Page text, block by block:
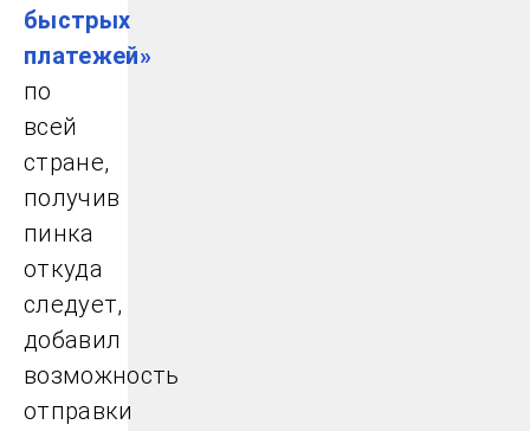
быстрых
платежей»
по
всей
стране,
получив
пинка
откуда
следует,
добавил
возможность
отправки